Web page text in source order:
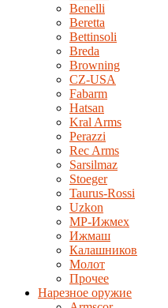
Benelli
Beretta
Bettinsoli
Breda
Browning
CZ-USA
Fabarm
Hatsan
Kral Arms
Perazzi
Rec Arms
Sarsilmaz
Stoeger
Taurus-Rossi
Uzkon
MP-Ижмех
Ижмаш
Калашников
Молот
Прочее
Нарезное оружие